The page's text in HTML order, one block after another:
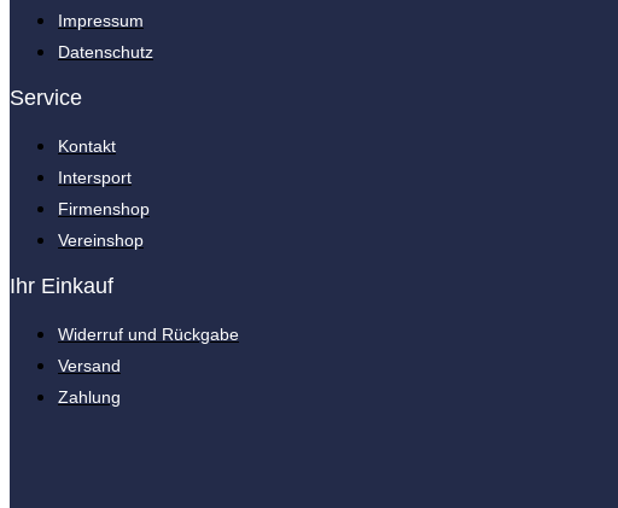
Impressum
Datenschutz
Service
Kontakt
Intersport
Firmenshop
Vereinshop
Ihr Einkauf
Widerruf und Rückgabe
Versand
Zahlung